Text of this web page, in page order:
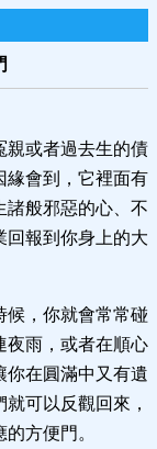
親或者過去生的債
緣會到，它裡面有
諸般邪惡的心、不
回報到你身上的大
候，你就會常常碰
夜雨，或者在順心
你在圓滿中又有遺
可以反觀回來，
方便門。